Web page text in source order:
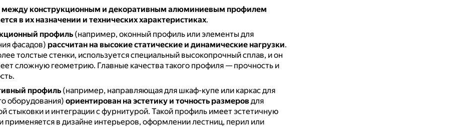
между конструкционным и декоративным алюминиевым профилем
в их назначении и технических характеристиках.
профиль(например, оконный профиль или элементы для
фасадов) рассчитан на высокие статические и динамические нагрузки.
толстые стенки, используется специальный высокопрочный сплав, и он
сложную геометрию. Главные качества такого профиля — прочность и
профиль(например, направляющая для шкаф-купе или каркас для
оборудования) ориентирован на эстетику и точность размеровдля
стыковки и интеграции с фурнитурой. Такой профиль имеет эстетичную
применяется в дизайне интерьеров, оформлении лестниц, перил или